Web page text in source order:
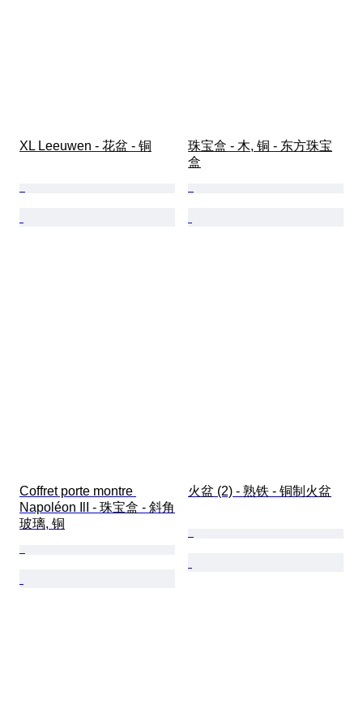
XL Leeuwen - 花盆 - 铜
珠宝盒 - 木, 铜 - 东方珠宝
盒
Coffret porte montre
Napoléon IlI - 珠宝盒 - 斜角
玻璃, 铜
火盆 (2) - 熟铁 - 铜制火盆